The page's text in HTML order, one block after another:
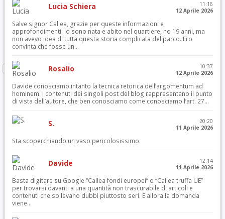
Lucia Schiera
11:16
12 Aprile 2026
Salve signor Callea, grazie per queste informazioni e
approfondimenti. Io sono nata e abito nel quartiere, ho 19 anni, ma
non avevo idea di tutta questa storia complicata del parco. Ero
convinta che fosse un...
Rosalio
10:37
12 Aprile 2026
Davide conosciamo intanto la tecnica retorica dell’argomentum ad
hominem. I contenuti dei singoli post del blog rappresentano il punto
di vista dell’autore, che ben conosciamo come conosciamo l’art. 27...
S.
20:20
11 Aprile 2026
Sta scoperchiando un vaso pericolosissimo.
Davide
12:14
11 Aprile 2026
Basta digitare su Google “Callea fondi europei” o “Callea truffa UE”
per trovarsi davanti a una quantità non trascurabile di articoli e
contenuti che sollevano dubbi piuttosto seri. E allora la domanda
viene...